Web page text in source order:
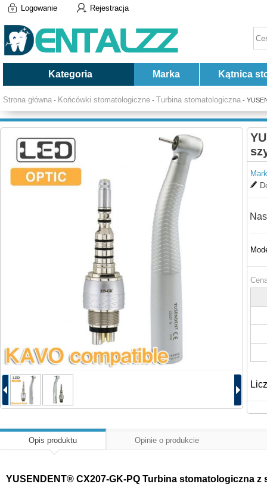
Logowanie Rejestracja
Kategoria Marka Kątnica
Strona główna - Końcówki stomatologiczne - Turbina stomatologiczna -
Opis produktu Opinie o produkcie
YUSENDENT® CX207-GK-PQ Turbina stomatologiczna